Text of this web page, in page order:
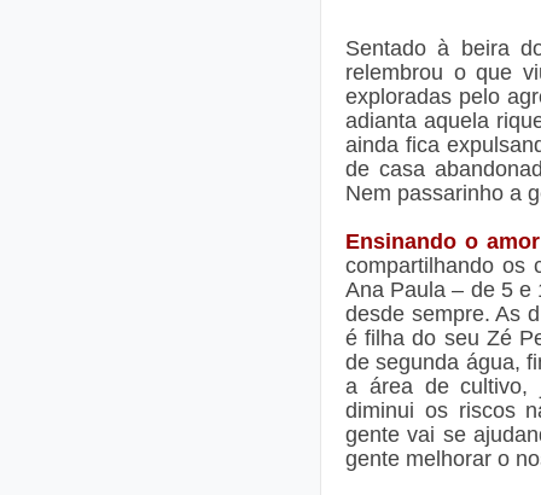
Sentado à beira
relembrou o que
exploradas pelo
adianta aquela
ainda fica
de casa
Nem passarinho a
Ensinando o
compartilhando os
Ana Paula – de 5 e
desde sempre. As
é filha do seu Zé
de segunda água,
a área de cultivo,
diminui os riscos
gente vai se
gente melhorar o